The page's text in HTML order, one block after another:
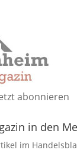
abonnieren
in den
im